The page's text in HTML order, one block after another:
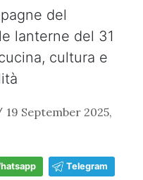
del
lanterne del 31
cultura e
19 September 2025,
Telegram